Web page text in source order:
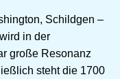
Schildgen –
in der
große Resonanz
steht die 1700